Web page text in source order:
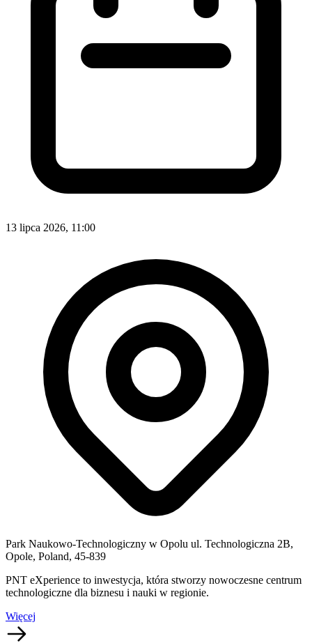
13 lipca 2026, 11:00
Park Naukowo-Technologiczny w Opolu ul. Technologiczna 2B,
Opole, Poland, 45-839
PNT eXperience to inwestycja, która stworzy nowoczesne centrum
technologiczne dla biznesu i nauki w regionie.
Więcej